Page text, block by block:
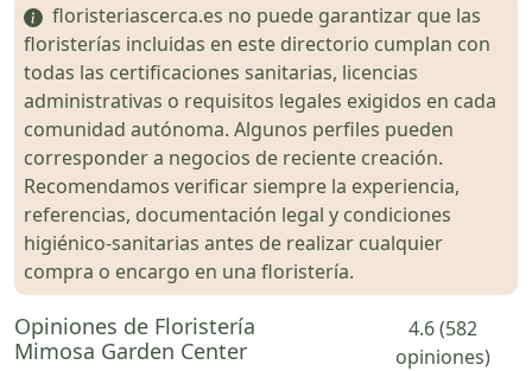
floristeriascerca.es no puede garantizar que las
floristerías incluidas en este directorio cumplan con
todas las certificaciones sanitarias, licencias
administrativas o requisitos legales exigidos en cada
comunidad autónoma. Algunos perfiles pueden
corresponder a negocios de reciente creación.
Recomendamos verificar siempre la experiencia,
referencias, documentación legal y condiciones
higiénico-sanitarias antes de realizar cualquier
compra o encargo en una floristería.
Opiniones de Floristería
Mimosa Garden Center
4.6 (582
opiniones)